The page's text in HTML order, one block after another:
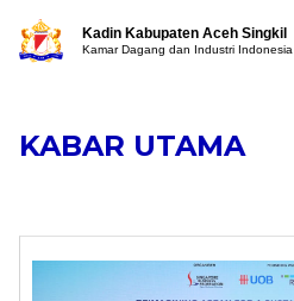
Kadin Kabupaten Aceh Singkil
Kamar Dagang dan Industri Indonesia
KABAR UTAMA